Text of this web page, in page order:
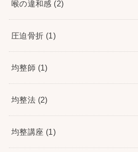
喉の違和感 (2)
圧迫骨折 (1)
均整師 (1)
均整法 (2)
均整講座 (1)